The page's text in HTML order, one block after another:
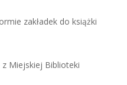
zakładek do książki
Miejskiej Biblioteki